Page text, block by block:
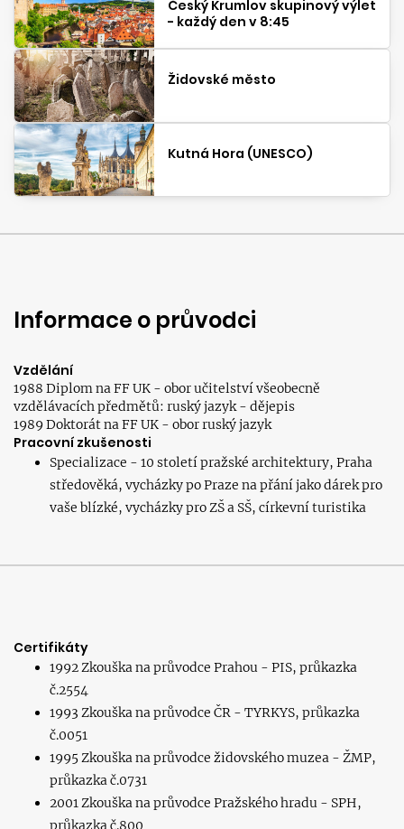
Český Krumlov skupinový výlet
- každý den v 8:45
Židovské město
Kutná Hora (UNESCO)
Informace o průvodci
Vzdělání
1988 Diplom na FF UK - obor učitelství všeobecně
vzdělávacích předmětů: ruský jazyk - dějepis
1989 Doktorát na FF UK - obor ruský jazyk
Pracovní zkušenosti
Specializace - 10 století pražské architektury, Praha
středověká, vycházky po Praze na přání jako dárek pro
vaše blízké, vycházky pro ZŠ a SŠ, církevní turistika
Certifikáty
1992 Zkouška na průvodce Prahou - PIS, průkazka
č.2554
1993 Zkouška na průvodce ČR - TYRKYS, průkazka
č.0051
1995 Zkouška na průvodce židovského muzea - ŽMP,
průkazka č.0731
2001 Zkouška na průvodce Pražského hradu - SPH,
průkazka č.800